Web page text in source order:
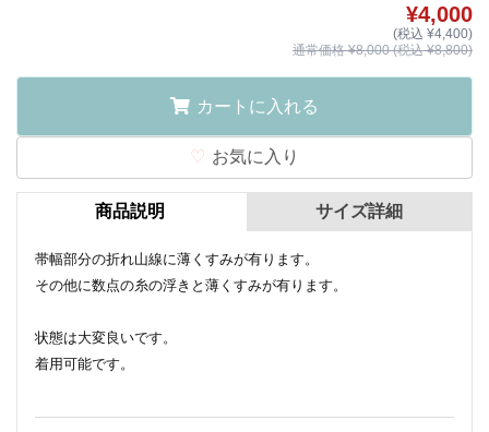
¥4,000
(税込 ¥4,400)
通常価格 ¥8,000 (税込 ¥8,800)
カートに入れる
お気に入り
商品説明
帯幅部分の折れ山線に薄くすみが有ります。
その他に数点の糸の浮きと薄くすみが有ります。
状態は大変良いです。
着用可能です。
サイズ詳細